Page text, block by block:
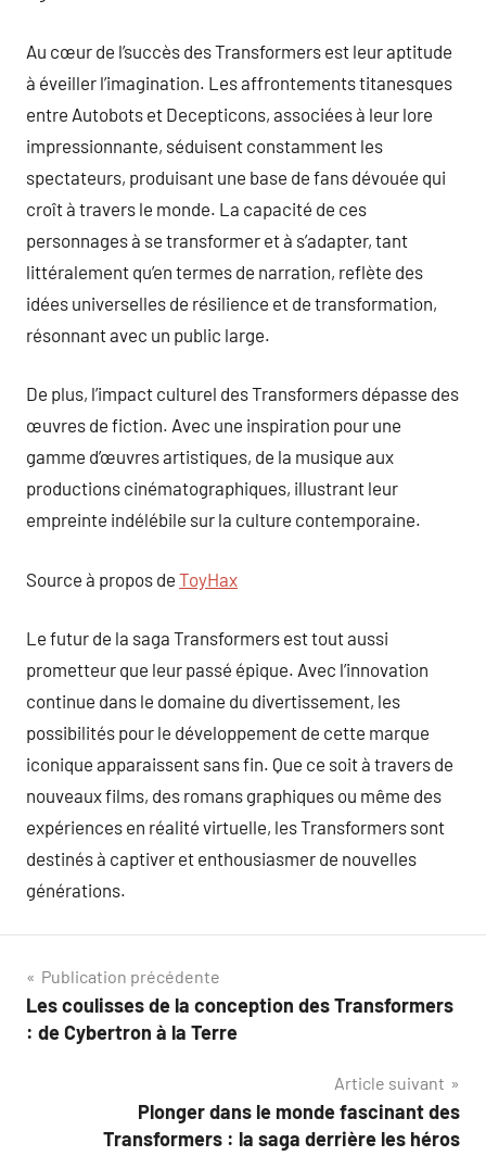
Au cœur de l’succès des Transformers est leur aptitude
à éveiller l’imagination. Les affrontements titanesques
entre Autobots et Decepticons, associées à leur lore
impressionnante, séduisent constamment les
spectateurs, produisant une base de fans dévouée qui
croît à travers le monde. La capacité de ces
personnages à se transformer et à s’adapter, tant
littéralement qu’en termes de narration, reflète des
idées universelles de résilience et de transformation,
résonnant avec un public large.
De plus, l’impact culturel des Transformers dépasse des
œuvres de fiction. Avec une inspiration pour une
gamme d’œuvres artistiques, de la musique aux
productions cinématographiques, illustrant leur
empreinte indélébile sur la culture contemporaine.
Source à propos de ToyHax
Le futur de la saga Transformers est tout aussi
prometteur que leur passé épique. Avec l’innovation
continue dans le domaine du divertissement, les
possibilités pour le développement de cette marque
iconique apparaissent sans fin. Que ce soit à travers de
nouveaux films, des romans graphiques ou même des
expériences en réalité virtuelle, les Transformers sont
destinés à captiver et enthousiasmer de nouvelles
générations.
Navigation
de
Publication précédente
Les coulisses de la conception des Transformers
: de Cybertron à la Terre
Article suivant
Plonger dans le monde fascinant des
Transformers : la saga derrière les héros